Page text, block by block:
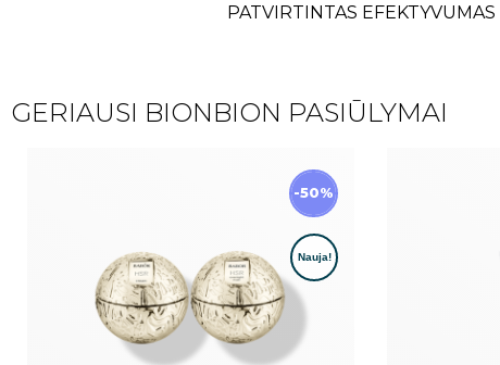
PATVIRTINTAS EFEKTYVUMAS
GERIAUSI BIONBION PASIŪLYMAI
-50%